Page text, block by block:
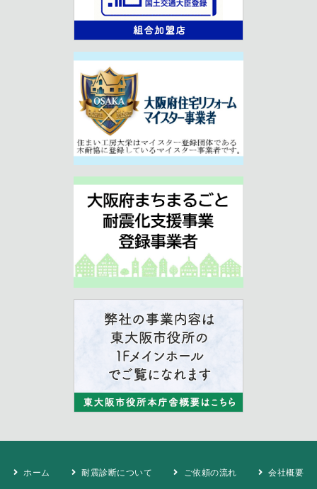
ホーム 耐震診断について ご依頼の流れ 会社概要